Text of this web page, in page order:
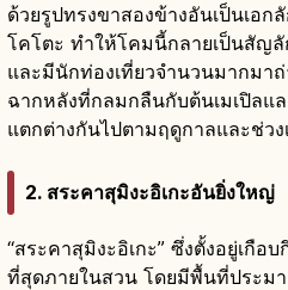
ด้วยรูปทรงขาสองข้างอันเป็นเอ
โคโตะ ทำให้โคมนี้กลายเป็นสัญ
และมีนักท่องเที่ยวจำนวนมากมา
ฉากหลังที่กลมกลืนกับต้นเมเปิลแ
แตกต่างกันไปตามฤดูกาลและช่วง
2. สระคาสุมิงะอิเกะอันยิ่งใหญ่
“สระคาสุมิงะอิเกะ” ซึ่งตั้งอยู่เกือ
ที่สุดภายในสวน โดยมีพื้นที่ประม